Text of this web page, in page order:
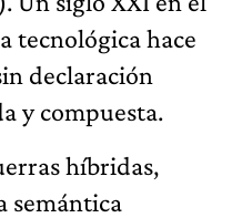
tecnológica hace
declaración
y compuesta.
híbridas,
semántica